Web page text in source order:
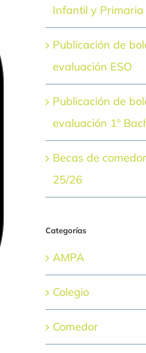
Infantil y Primaria
Publicación de
evaluación ESO
Publicación de
evaluación 1º
Becas de
25/26
Categorías
AMPA
Colegio
Comedor